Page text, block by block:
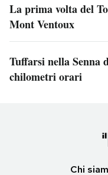
La prima volta del
Mont Ventoux
Tuffarsi nella Senna
chilometri orari
Chi